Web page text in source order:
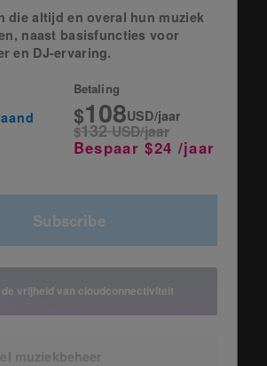
die altijd en overal hun muziek
naast basisfuncties voor
en DJ-ervaring.
Betaling
$108USD/jaar
$132USD/jaar
Bespaar $24 /jaar
Subscribe
de vrijheid van cloudconnectiviteit
muziekbeheer